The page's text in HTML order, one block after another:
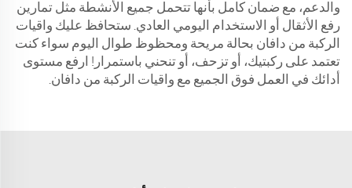
والدعم، مع ضمان كامل بأنها تتحمل جميع الأنشطة مثل تمارين
رفع الأثقال أو الاستخدام اليومي العادي. ستحافظ عليك واقيات
الركبة من دافان بحالة مريحة ومحظوظ طوال اليوم سواء كنت
تعتمد على ركبتيك، أو تزحف، أو تنحني باستمرار! ارفع مستوى
أدائك في العمل فوق الجميع مع واقيات الركبة من دافان.